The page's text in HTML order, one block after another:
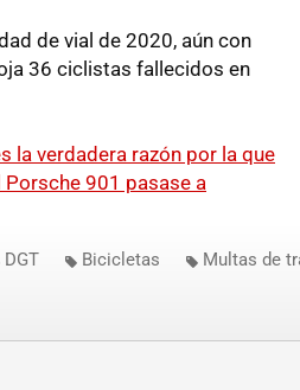
de vial de 2020, aún con
36 ciclistas fallecidos en
la verdadera razón por la que
901 pasase a
DGT Bicicletas Multas de